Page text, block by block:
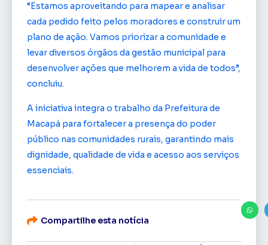
“Estamos aproveitando para mapear e analisar
cada pedido feito pelos moradores e construir um
plano de ação. Vamos priorizar a comunidade e
levar diversos órgãos da gestão municipal para
desenvolver ações que melhorem a vida de todos”,
concluiu.
A iniciativa integra o trabalho da Prefeitura de
Macapá para fortalecer a presença do poder
público nas comunidades rurais, garantindo mais
dignidade, qualidade de vida e acesso aos serviços
essenciais.
Compartilhe esta notícia